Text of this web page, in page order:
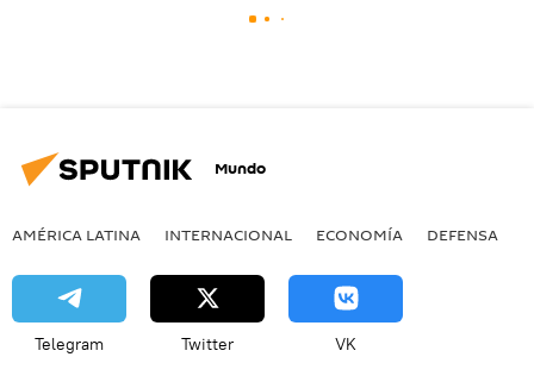
Mundo
AMÉRICA LATINA INTERNACIONAL ECONOMÍA DEFENSA
Telegram Twitter VK